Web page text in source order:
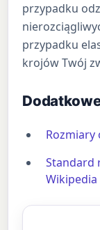
przypadku
przypadku
krojów Twój
Rozmiary
Standard
Wikipedia